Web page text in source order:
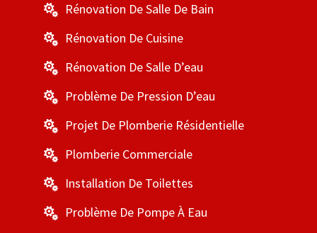
 Rénovation De Salle De Bain
 Rénovation De Cuisine
 Rénovation De Salle D’eau
 Problème De Pression D’eau
 Projet De Plomberie Résidentielle
 Plomberie Commerciale
 Installation De Toilettes
 Problème De Pompe À Eau